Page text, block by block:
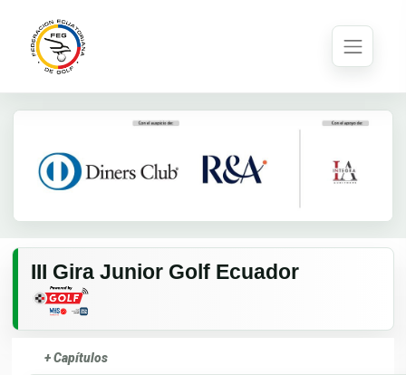
III Gira Junior Golf Ecuador
+ Capítulos